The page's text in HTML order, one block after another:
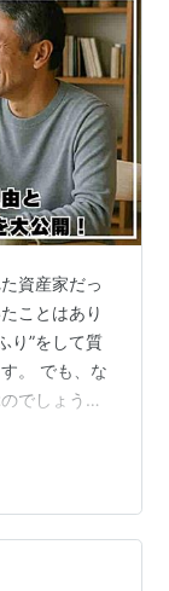
資産家だっ
ことはあり
り”をして質
。 でも、な
でしょう
、わかりや
されて、本
方、無理な
たりの内容
ち」とは？